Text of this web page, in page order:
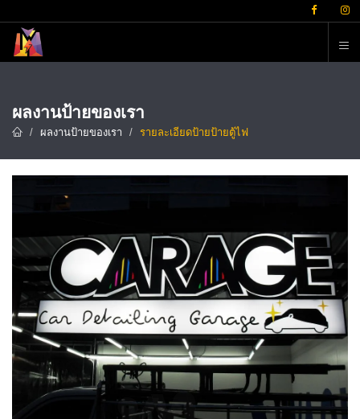
ผลงานป้ายของเรา
ผลงานป้ายของเรา รายละเอียดป้ายป้ายตู้ไฟ